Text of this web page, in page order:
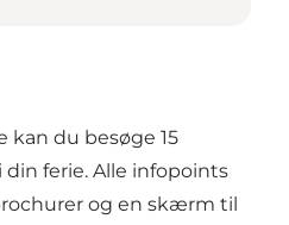
kan du besøge 15
ferie. Alle infopoints
og en skærm til